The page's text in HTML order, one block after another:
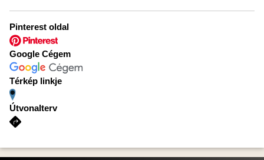
Pinterest oldal
Google Cégem
Térkép linkje
Útvonalterv